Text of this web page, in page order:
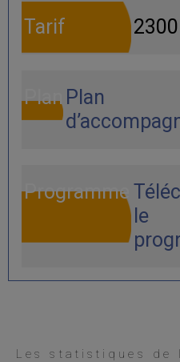
Tarif
Plan Plan
Programme
le
Les statistiques de